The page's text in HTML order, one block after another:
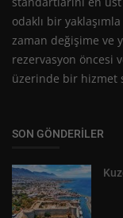
odaklı bir
zaman değişime ve
rezervasyon öncesi
üzerinde bir hizmet
SON GÖNDERILER